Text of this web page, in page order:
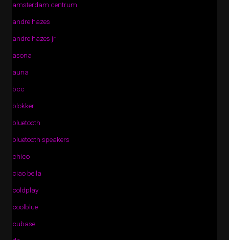
amsterdam centrum
andre hazes
andre hazes jr
asona
auna
bcc
blokker
bluetooth
bluetooth speakers
chico
ciao bella
coldplay
coolblue
cubase